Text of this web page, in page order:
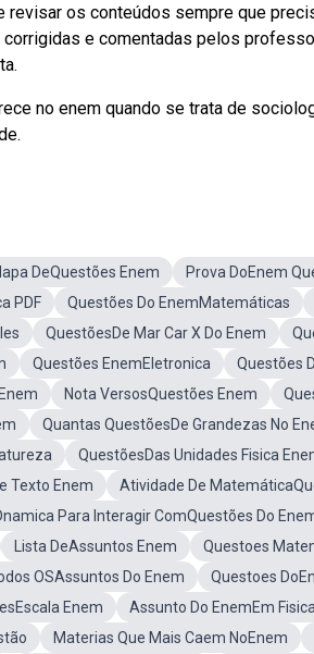
revisar os conteúdos sempre que
e comentadas pelos
no enem quando se trata de
DeQuestões Enem Prova DoEnem
PDF
Questões Do EnemMatemáticas
QuestõesDe Mar Car X Do Enem
Questões EnemEletronica
Questões
Nota VersosQuestões Enem
Quantas QuestõesDe Grandezas No
QuestõesDas Unidades Fisica
Texto Enem
Atividade De
Para Interagir ComQuestões Do
Lista DeAssuntos Enem Questoes
OSAssuntos Do Enem Questoes
Enem Assunto Do EnemEm Fisica
Materias Que Mais Caem NoEnem